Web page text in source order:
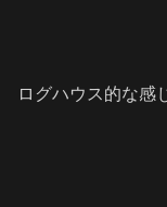
ログハウス的な感